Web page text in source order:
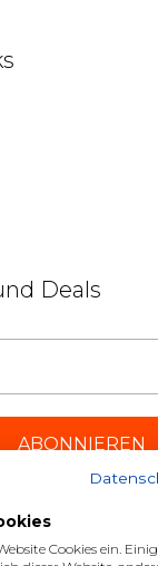
Deals
Cookies ein.